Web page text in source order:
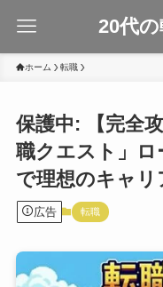
20代
ホーム 転職
保護中: 【完全
職クエスト」ロ
で理想のキャ
広告 転職